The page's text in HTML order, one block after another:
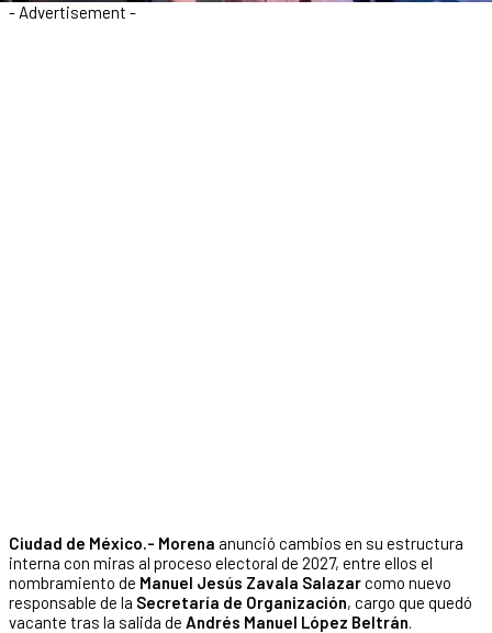
- Advertisement -
Ciudad de México.- Morena anunció cambios en su estructura
interna con miras al proceso electoral de 2027, entre ellos el
nombramiento de Manuel Jesús Zavala Salazarcomo nuevo
responsable de la Secretaría de Organización, cargo que quedó
vacante tras la salida de Andrés Manuel López Beltrán.